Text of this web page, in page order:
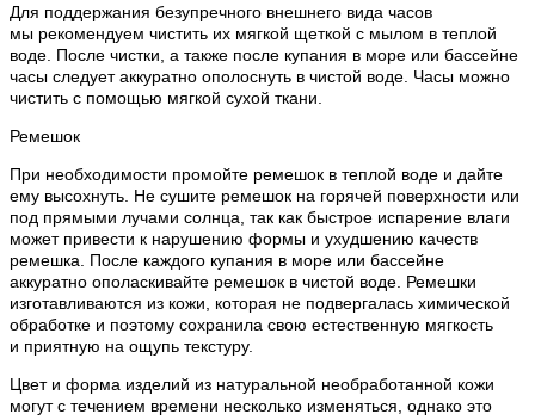
Для поддержания безупречного внешнего вида часов
мы рекомендуем чистить их мягкой щеткой с мылом в теплой
воде. После чистки, а также после купания в море или бассейне
часы следует аккуратно ополоснуть в чистой воде. Часы можно
чистить с помощью мягкой сухой ткани.
Ремешок
При необходимости промойте ремешок в теплой воде и дайте
ему высохнуть. Не сушите ремешок на горячей поверхности или
под прямыми лучами солнца, так как быстрое испарение влаги
может привести к нарушению формы и ухудшению качеств
ремешка. После каждого купания в море или бассейне
аккуратно ополаскивайте ремешок в чистой воде. Ремешки
изготавливаются из кожи, которая не подвергалась химической
обработке и поэтому сохранила свою естественную мягкость
и приятную на ощупь текстуру.
Цвет и форма изделий из натуральной необработанной кожи
могут с течением времени несколько изменяться, однако это